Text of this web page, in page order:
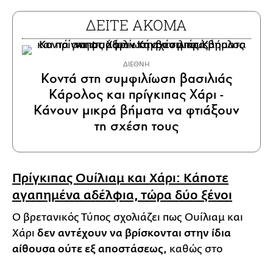
ΔΕΙΤΕ ΑΚΟΜΑ
ΔΙΕΘΝΗ
Κοντά στη συμφιλίωση βασιλιάς
Κάρολος και πρίγκιπας Χάρι -
Κάνουν μικρά βήματα να φτιάξουν
τη σχέση τους
Πρίγκιπας Ουίλιαμ και Χάρι: Κάποτε
αγαπημένα αδέλφια, τώρα δύο ξένοι
Ο βρετανικός Τύπος σχολιάζει πως Ουίλιαμ και
Χάρι δεν αντέχουν να βρίσκονται στην ίδια
αίθουσα ούτε εξ αποστάσεως, καθώς στο